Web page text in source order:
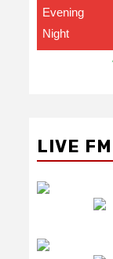
Evening
Night
LIVE FM